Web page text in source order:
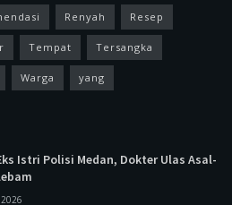
Renyah Resep
Tempat Tersangka
Warga yang
Istri Polisi Medan, Dokter Ulas Asal-